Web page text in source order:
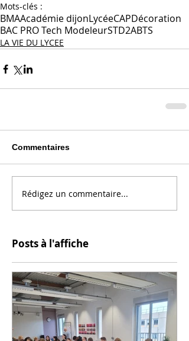
Mots-clés :
BMAAcadémie dijonLycéeCAPDécoration
BAC PRO Tech ModeleurSTD2ABTS
LA VIE DU LYCEE
Commentaires
Rédigez un commentaire...
Posts à l'affiche